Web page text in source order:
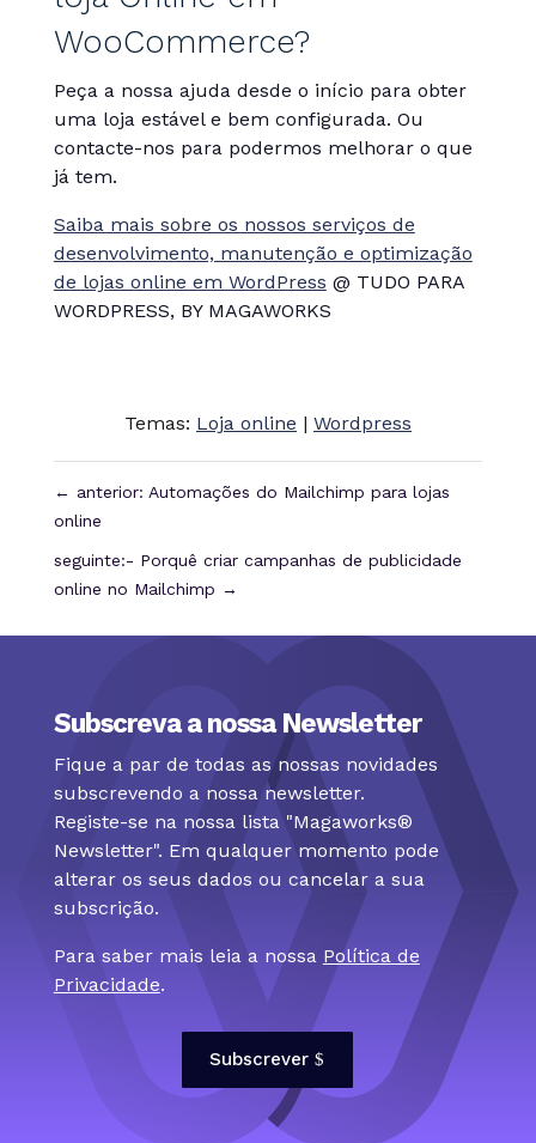
WooCommerce?
Peça a nossa ajuda desde o início para obter
uma loja estável e bem configurada. Ou
contacte-nos para podermos melhorar o que
já tem.
Saiba mais sobre os nossos serviços de
desenvolvimento, manutenção e optimização
de lojas online em WordPress @ TUDO PARA
WORDPRESS, BY MAGAWORKS
Temas: Loja online | Wordpress
← anterior: Automações do Mailchimp para lojas
online
seguinte:- Porquê criar campanhas de publicidade
online no Mailchimp →
Subscreva a nossa Newsletter
Fique a par de todas as nossas novidades
subscrevendo a nossa newsletter.
Registe-se na nossa lista "Magaworks®
Newsletter". Em qualquer momento pode
alterar os seus dados ou cancelar a sua
subscrição.
Para saber mais leia a nossa Política de
Privacidade.
Subscrever